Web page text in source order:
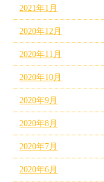
2021年1月
2020年12月
2020年11月
2020年10月
2020年9月
2020年8月
2020年7月
2020年6月